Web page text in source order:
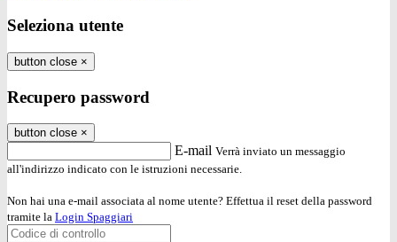
Seleziona utente
button close ×
Recupero password
button close ×
E-mail Verrà inviato un messaggio
all'indirizzo indicato con le istruzioni necessarie.
Non hai una e-mail associata al nome utente? Effettua il reset della password
tramite la Login Spaggiari